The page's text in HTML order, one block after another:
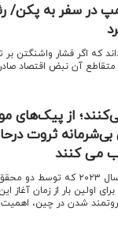
در سفر به
که اگر فشار واشنگتن
آن نبض اقتصاد
از پیک‌های
بی‌شرمانه ثروت
می کنند
اقتصادنیوز: یک نظرسنجی
ثروتمند شدن در چین،